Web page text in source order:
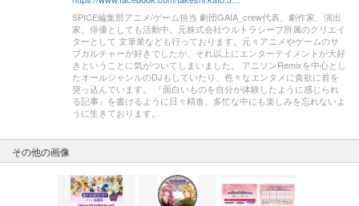
SPICE編集部アニメ/ゲーム担当 劇団GAIA_crew代表、劇作家、演出
家、俳優としても活動中。元株式会社ウルトラシープ所属のクリエイ
ターとして 文筆業なども行っております。元々アニメやゲームのサ
ブカルチャーが好きでしたが、それ以上にエンターテイメントが大好
きということに気がついてしまいました。 アニソンRemixを中心とし
たオールジャンルのDJもしていたり、色々なエンタメに貪欲に首を
突っ込んでいます。 『面白いものを自分が体験したように感じられ
る記事』を書けるように日々精進。多忙な中にも楽しみを忘れないよ
うに生きております。
その他の画像